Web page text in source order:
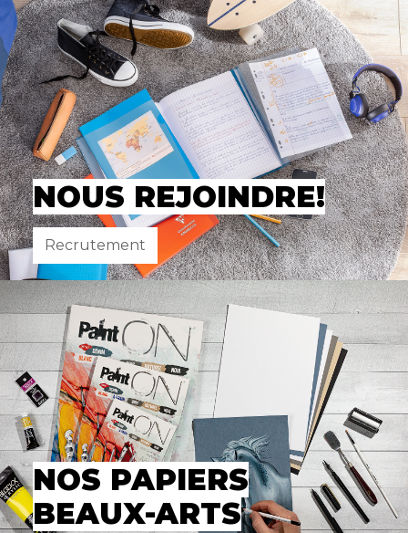
NOUS REJOINDRE!
Recrutement
NOS PAPIERS
BEAUX-ARTS